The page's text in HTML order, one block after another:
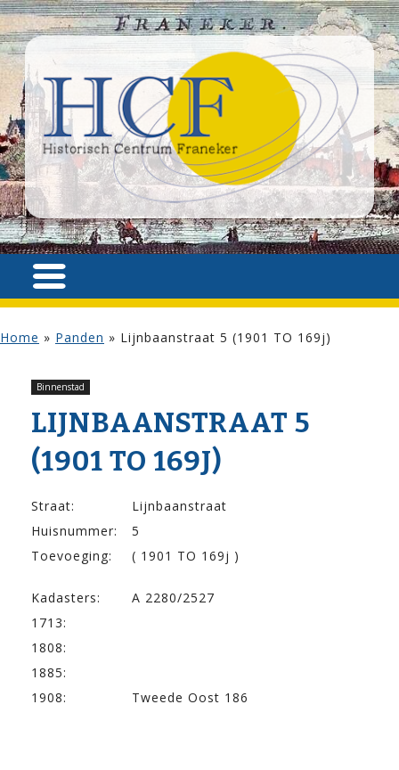
Home » Panden » Lijnbaanstraat 5 (1901 TO 169j)
Binnenstad
LIJNBAAN­STRAAT 5
(1901 TO 169J)
Straat:
Lijnbaanstraat
Huisnummer:
5
Toevoeging:
( 1901 TO 169j )
Kadasters:
A 2280/2527
1713:
1808:
1885:
1908:
Tweede Oost 186